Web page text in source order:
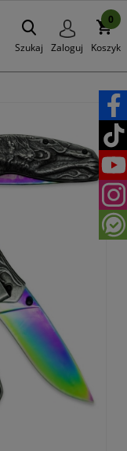
Szukaj Zaloguj Koszyk
0